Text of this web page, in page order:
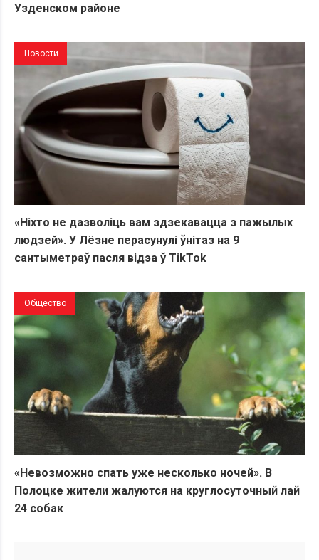
Узденском районе
Новости
«Ніхто не дазволіць вам здзекавацца з пажылых
людзей». У Лёзне перасунулі ўнітаз на 9
сантыметраў пасля відэа ў TikTok
Общество
«Невозможно спать уже несколько ночей». В
Полоцке жители жалуются на круглосуточный лай
24 собак